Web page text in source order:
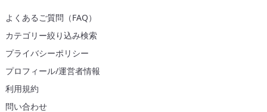
よくあるご質問（FAQ）
カテゴリー絞り込み検索
プライバシーポリシー
プロフィール/運営者情報
利用規約
問い合わせ